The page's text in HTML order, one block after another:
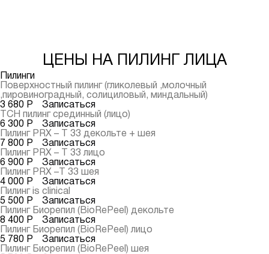
ЦЕНЫ НА ПИЛИНГ ЛИЦА
Пилинги
Поверхностный пилинг (гликолевый ,молочный
,пировиноградный, солициловый, миндальный)
3 680 Р
Записаться
ТСН пилинг срединный (лицо)
6 300 Р
Записаться
Пилинг PRX – T 33 декольте + шея
7 800 Р
Записаться
Пилинг PRX – T 33лицо
6 900 Р
Записаться
Пилинг PRX –T 33 шея
4 000 Р
Записаться
Пилинг is clinical
5 500 Р
Записаться
Пилинг Биорепил (BioRePeel) декольте
8 400 Р
Записаться
Пилинг Биорепил (BioRePeel) лицо
5 780 Р
Записаться
Пилинг Биорепил (BioRePeel) шея